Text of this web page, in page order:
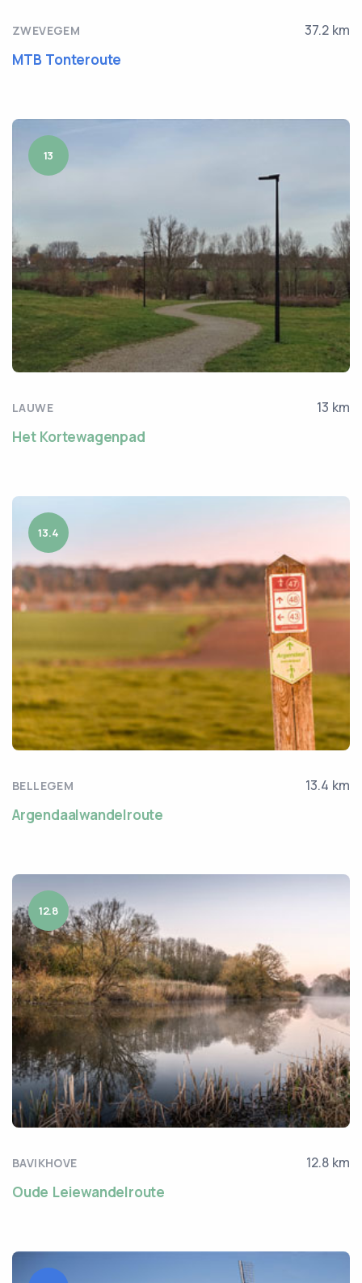
ZWEVEGEM 37.2 km
MTB Tonteroute
13
LAUWE 13 km
Het Kortewagenpad
13.4
BELLEGEM 13.4 km
Argendaalwandelroute
12.8
BAVIKHOVE 12.8 km
Oude Leiewandelroute